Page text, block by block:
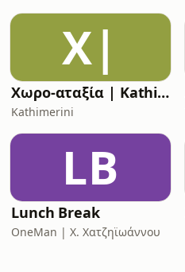
Χ|
Χωρο-αταξία | Kathimerini
Kathimerini
LB
Lunch Break
OneMan | X. Χατζηϊωάννου